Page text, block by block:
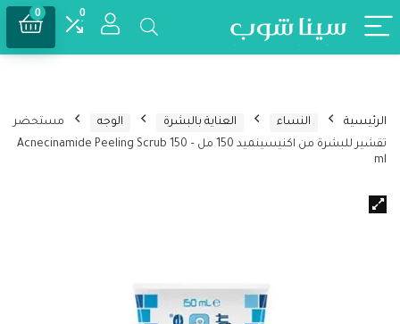
0
0
الرئيسية النساء العناية بالبشرة الوجه
مستحضر
تقشير للبشرة من اكنيسينميد 150 مل – Acnecinamide Peeling Scrub 150
ml